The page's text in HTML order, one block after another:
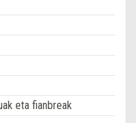
eta fianbreak